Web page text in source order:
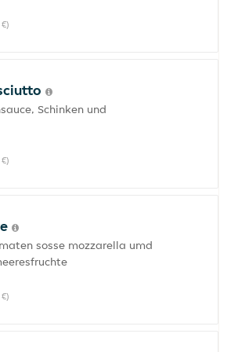
Schinken und
sosse mozzarella umd